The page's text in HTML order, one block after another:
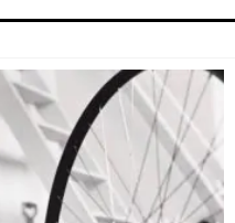
sem olhar a quem!?